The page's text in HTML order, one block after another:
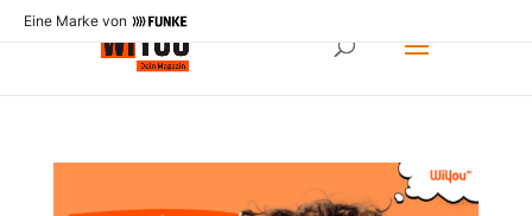
Eine Marke von